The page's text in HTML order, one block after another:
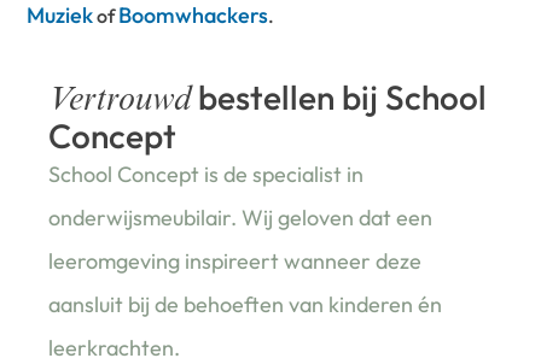
MuziekofBoomwhackers.
Vertrouwdbestellen bij School
Concept
School Concept is de specialist in
onderwijsmeubilair. Wij geloven dat een
leeromgeving inspireert wanneer deze
aansluit bij de behoeften van kinderen én
leerkrachten.